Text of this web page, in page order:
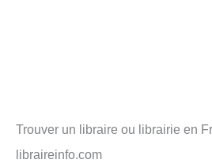
Trouver un libraire ou librairie en
libraireinfo.com